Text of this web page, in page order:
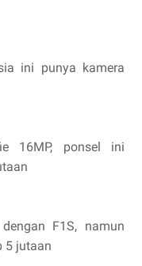
ini punya kamera
16MP, ponsel ini
F1S, namun
5 jutaan